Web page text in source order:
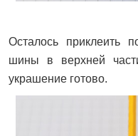
Осталось приклеить
шины в верхней
украшение готово.